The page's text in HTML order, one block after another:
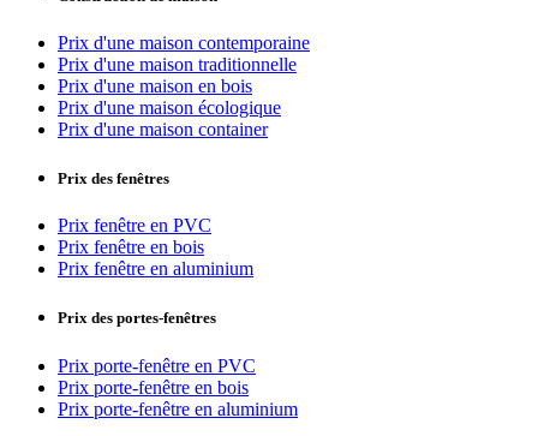
Prix d'une maison contemporaine
Prix d'une maison traditionnelle
Prix d'une maison en bois
Prix d'une maison écologique
Prix d'une maison container
Prix des fenêtres
Prix fenêtre en PVC
Prix fenêtre en bois
Prix fenêtre en aluminium
Prix des portes-fenêtres
Prix porte-fenêtre en PVC
Prix porte-fenêtre en bois
Prix porte-fenêtre en aluminium